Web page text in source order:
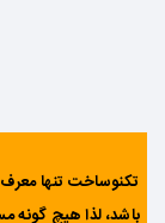
تکنوساخت تنها
باشد، لذا هیچ گونه